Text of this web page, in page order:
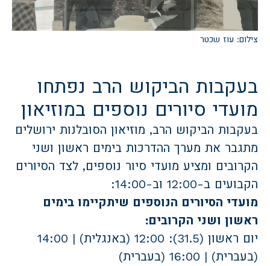
בעקבות הביקוש הרב נפתחו
מועדי סיורים נוספים במוזיאון
בעקבות הביקוש הרב, מוזיאון הסובלנות ירושלים
מתגבר את מערך ההדרכות בימים ראשון ושני
הקרובים ומציע מועדי סיור נוספים, לצד הסיורים
הקבועים ב-12:00 וב-14:00:
מועדי הסיורים הנוספים שיתקיימו בימים
ראשון ושני הקרובים:
יום ראשון (31.5): 12:00 (באנגלית) | 14:00
(בעברית) | 16:00 (בעברית)
צילום: עוז שכטר